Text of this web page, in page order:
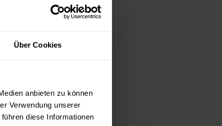
Über Cookies
anbieten zu können
Verwendung unserer
diese Informationen